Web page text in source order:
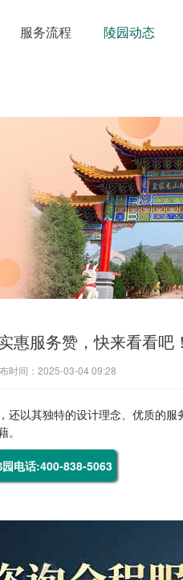
服务流程 陵园动态
惠服务赞，快来看看吧！
时间：2025-03-04 09:28
以其独特的设计理念、优质的
电话:400-838-5063